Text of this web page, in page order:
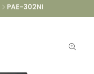
PAE-302NI